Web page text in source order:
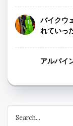
バイクウ
れていっ
アルパイ